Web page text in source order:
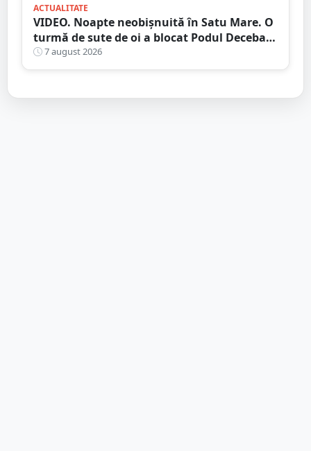
ACTUALITATE
VIDEO. Noapte neobișnuită în Satu Mare. O
turmă de sute de oi a blocat Podul Decebal.
Gest de apreciat al ciobanului
7 august 2026